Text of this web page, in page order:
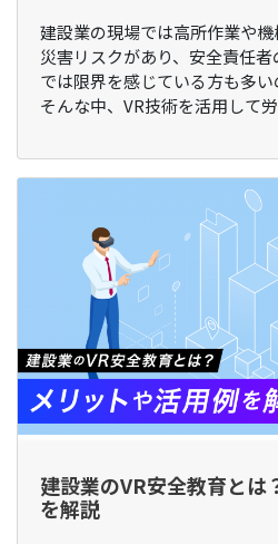
建設業の現場では高所作業や
災害リスクがあり、安全責任
では限界を感じている方も多い
そんな中、VR技術を活用して
建設業のVR安全教育とは
を解説